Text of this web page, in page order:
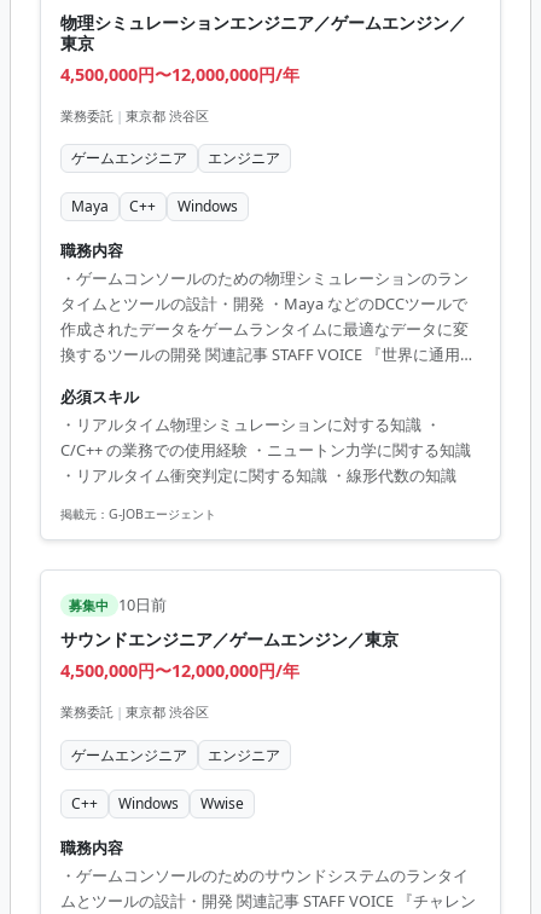
物理シミュレーションエンジニア／ゲームエンジン／
東京
4,500,000円〜12,000,000円/年
業務委託 | 東京都 渋谷区
ゲームエンジニア エンジニア
Maya C++ Windows
職務内容
・ゲームコンソールのための物理シミュレーションのラン
タイムとツールの設計・開発 ・Maya などのDCCツールで
作成されたデータをゲームランタイムに最適なデータに変
換するツールの開発 関連記事 STAFF VOICE 『世界に通用す
https://magazine.cygames.co.jp/staffvoice/7321
必須スキル
・リアルタイム物理シミュレーションに対する知識 ・
C/C++ の業務での使用経験 ・ニュートン力学に関する知識
・リアルタイム衝突判定に関する知識 ・線形代数の知識
掲載元： G-JOBエージェント
募集中 10日前
サウンドエンジニア／ゲームエンジン／東京
4,500,000円〜12,000,000円/年
業務委託 | 東京都 渋谷区
ゲームエンジニア エンジニア
C++ Windows Wwise
職務内容
・ゲームコンソールのためのサウンドシステムのランタイ
ムとツールの設計・開発 関連記事 STAFF VOICE 『チャレン